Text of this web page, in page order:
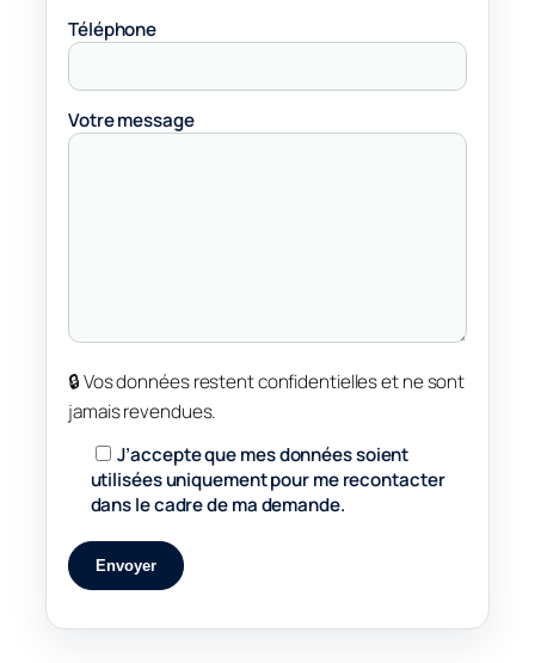
Téléphone
Votre message
🔒 Vos données restent confidentielles et ne sont
jamais revendues.
J’accepte que mes données soient
utilisées uniquement pour me recontacter
dans le cadre de ma demande.